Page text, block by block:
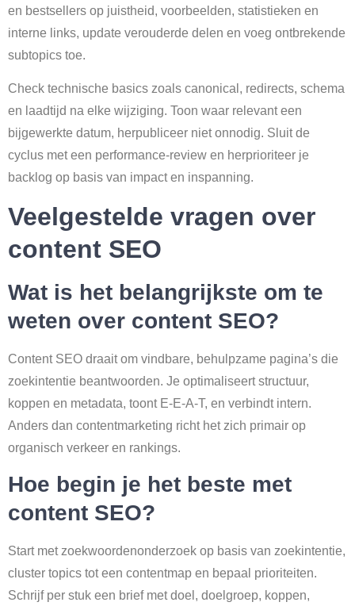
en bestsellers op juistheid, voorbeelden, statistieken en
interne links, update verouderde delen en voeg ontbrekende
subtopics toe.
Check technische basics zoals canonical, redirects, schema
en laadtijd na elke wijziging. Toon waar relevant een
bijgewerkte datum, herpubliceer niet onnodig. Sluit de
cyclus met een performance-review en herprioriteer je
backlog op basis van impact en inspanning.
Veelgestelde vragen over
content SEO
Wat is het belangrijkste om te
weten over content SEO?
Content SEO draait om vindbare, behulpzame pagina’s die
zoekintentie beantwoorden. Je optimaliseert structuur,
koppen en metadata, toont E-E-A-T, en verbindt intern.
Anders dan contentmarketing richt het zich primair op
organisch verkeer en rankings.
Hoe begin je het beste met
content SEO?
Start met zoekwoordenonderzoek op basis van zoekintentie,
cluster topics tot een contentmap en bepaal prioriteiten.
Schrijf per stuk een brief met doel, doelgroep, koppen,